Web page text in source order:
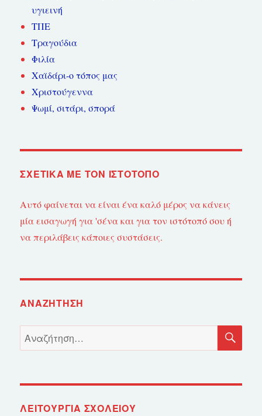
υγιεινή
ΤΠΕ
Τραγούδια
Φιλία
Χαϊδάρι-ο τόπος μας
Χριστούγεννα
Ψωμί, σιτάρι, σπορά
ΣΧΕΤΙΚΆ ΜΕ ΤΟΝ ΙΣΤΌΤΟΠΟ
Αυτό φαίνεται να είναι ένα καλό μέρος να κάνεις
μία εισαγωγή για 'σένα και για τον ιστότοπό σου ή
να περιλάβεις κάποιες συστάσεις.
ΑΝΑΖΉΤΗΣΗ
Αναζήτηση
για:
ΛΕΙΤΟΥΡΓΊΑ ΣΧΟΛΕΊΟΥ